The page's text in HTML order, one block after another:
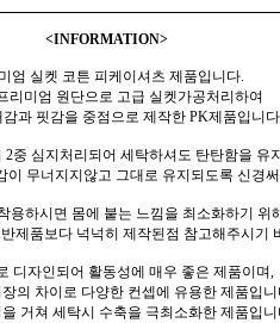
<INFORMATION>
엄 실켓 코튼 피케이셔츠 제품입니다.
리미엄 원단으로 고급 실켓가공처리하여
감과 핏감을 중점으로 제작한 PK제품입니
중 심지처리되어 세탁하셔도 탄탄함을 유
이 무너지지않고 그대로 유지되도록 신경
용하시면 몸에 붙는 느낌을 최소화하기 위
제품보다 넉넉히 제작된점 참고해주시기
디자인되어 활동성에 매우 좋은 제품이며,
의 차이로 다양한 컨셉에 유용한 제품입니
거쳐 세탁시 수축을 극최소화한 제품입니